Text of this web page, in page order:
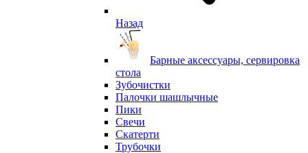
Назад
Барные аксессуары, сервировка
стола
Зубочистки
Палочки шашлычные
Пики
Свечи
Скатерти
Трубочки